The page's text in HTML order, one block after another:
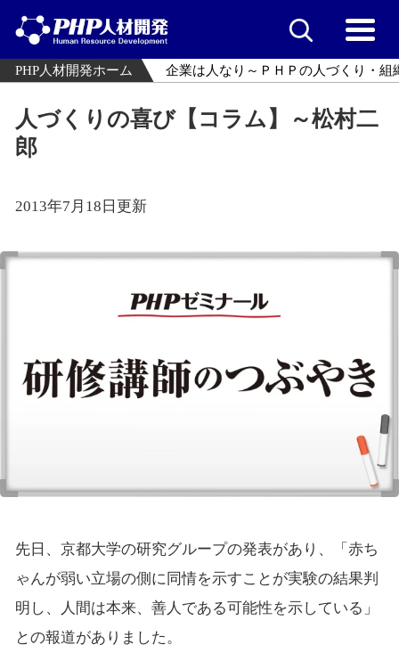
PHP人材開発ホーム 企業は人なり～ＰＨＰの人づくり・組
人づくりの喜び【コラム】～松村二
郎
2013年7月18日更新
先日、京都大学の研究グループの発表があり、「赤ち
ゃんが弱い立場の側に同情を示すことが実験の結果判
明し、人間は本来、善人である可能性を示している」
との報道がありました。